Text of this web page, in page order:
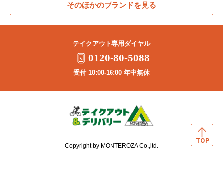
そのほかのブランドを見る
テイクアウト専用ダイヤル
0120-80-5088
受付 10:00-16:00 年中無休
Copyright by MONTEROZA Co.,ltd.